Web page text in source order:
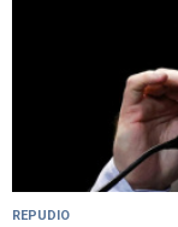
REPUDIO